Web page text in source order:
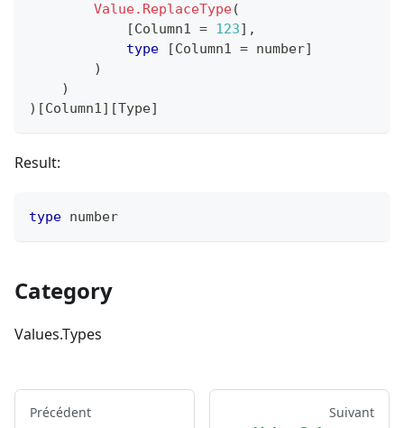
Value.ReplaceType(
[Column1 = 123] ,
type
[Column1 = number]
)
)
) [Column1] [Type]
Result:
type number
Category
Values.Types
Précédent Suivant